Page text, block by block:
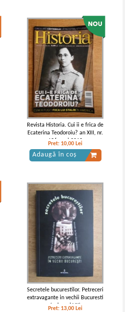
Revista Historia. Cui ii e frica de
Ecaterina Teodoroiu? an XIII, nr.
136, mai 2013
Pret: 10,00 Lei
Adaugă în coș
Secretele bucurestilor. Petreceri
extravagante in vechii Bucuresti
(volumul VII)
Pret: 13,00 Lei